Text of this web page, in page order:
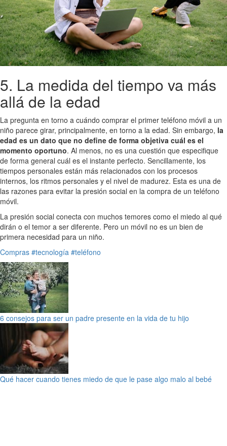
5. La medida del tiempo va más
allá de la edad
La pregunta en torno a cuándo comprar el primer teléfono móvil a un
niño parece girar, principalmente, en torno a la edad. Sin embargo, la
edad es un dato que no define de forma objetiva cuál es el
momento oportuno. Al menos, no es una cuestión que especifique
de forma general cuál es el instante perfecto. Sencillamente, los
tiempos personales están más relacionados con los procesos
internos, los ritmos personales y el nivel de madurez. Esta es una de
las razones para evitar la presión social en la compra de un teléfono
móvil.
La presión social conecta con muchos temores como el miedo al qué
dirán o el temor a ser diferente. Pero un móvil no es un bien de
primera necesidad para un niño.
Compras #tecnología #teléfono
6 consejos para ser un padre presente en la vida de tu hijo
Qué hacer cuando tienes miedo de que le pase algo malo al bebé